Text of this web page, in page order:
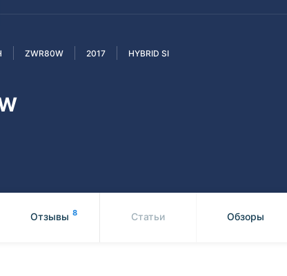
Распилы и конструкторы
ZWR80W 2017 HYBRID SI
Отзывы 8 Статьи Обзоры